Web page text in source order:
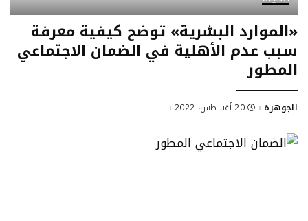
«الموارد البشرية» توضح كيفية معرفة
سبب عدم الأهلية في الضمان الاجتماعي
المطور
Posted
الجوهرة 20 أغسطس، 2022